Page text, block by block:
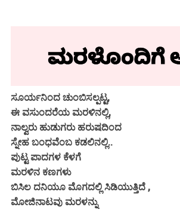
ಸೂರ್ಯನಿಂದ ಚುಂಬಿಸಲ್ಪಟ್ಟ,
ಈ ವಸುಂದರೆಯ ಮರಳಿನಲ್ಲಿ,
ನಾಲ್ವರು ಹುಡುಗರು ಹರುಷದಿಂದ
ಸ್ನೇಹ ಬಂಧವೆಂಬ ಕಡಲಿನಲ್ಲಿ..
ಪುಟ್ಟ ಪಾದಗಳ ಕೆಳಗೆ
ಮರಳಿನ ಕಣಗಳು
ಬಿಸಿಲ ದನಿಯೂ ಮೊಗದಲ್ಲಿ ಸಿಡಿಯುತ್ತಿದೆ ,
ಮೋಜಿನಾಟವು ಮರಳನ್ನು